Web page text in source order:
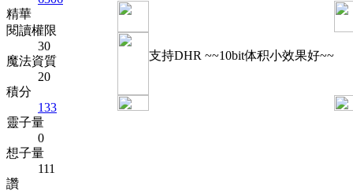
精華
閱讀權限
30
魔法資質
20
積分
133
靈子量
0
想子量
111
讚
支持DHR ~~10bit体积小效果好~~